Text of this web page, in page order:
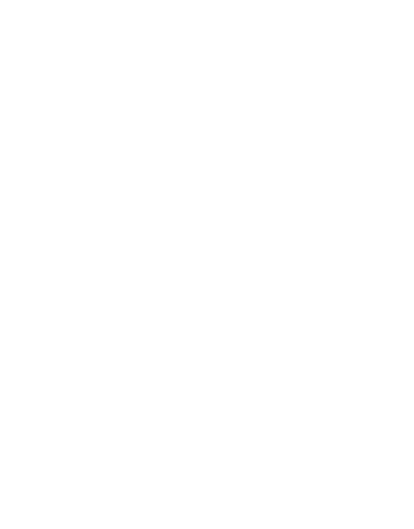
§ 12 Absatz 1 Satz 1 Nummer 4 L-